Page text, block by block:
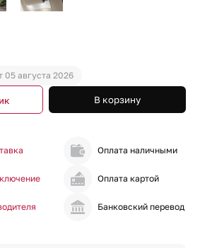
05 августа 2026
В корзину
Оплата наличными
Оплата картой
Банковский перевод